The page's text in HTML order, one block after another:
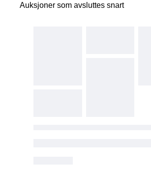
Auksjoner som avsluttes snart